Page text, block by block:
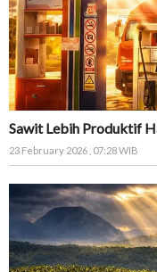
Sawit Lebih Produktif
23 February 2026 , 07:28 WIB